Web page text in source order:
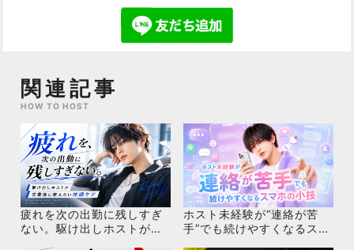
関連記事
HOW TO HOST
疲れを次の出勤に残しすぎ
ない。駆け出しホストが営
ホスト未経験が“連絡が苦
手”でも続けやすくなるスマ